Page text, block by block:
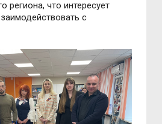
региона, что интересует
с